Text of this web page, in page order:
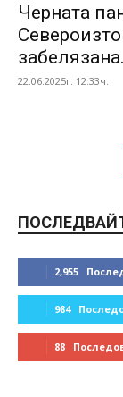
Черната
22.06.2025г. 12:33ч.
2,955
984
88